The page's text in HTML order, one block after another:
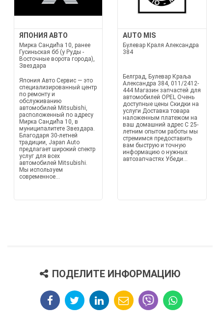
ЯПОНИЯ АВТО
Мирка Сандића 10, ранее
Гусиньская бб (у Руды -
Восточные ворота города),
Звездара
Япония Авто Сервис — это
специализированный центр
по ремонту и
обслуживанию
автомобилей Mitsubishi,
расположенный по адресу
Мирка Сандића 10, в
муниципалитете Звездара.
Благодаря 30-летней
традиции, Japan Auto
предлагает широкий спектр
услуг для всех
автомобилей Mitsubishi.
Мы используем
современное...
AUTO MIS
Булевар Краля Александра
384
Белград, Булевар Краља
Александра 384, 011/2412-
444 Магазин запчастей для
автомобилей OPEL Очень
доступные цены Скидки на
услуги Доставка товара
наложенным платежом на
ваш домашний адрес С 25-
летним опытом работы мы
стремимся предоставить
вам быструю и точную
информацию о нужных
автозапчастях Убеди...
ПОДЕЛИТЕ ИНФОРМАЦИЮ